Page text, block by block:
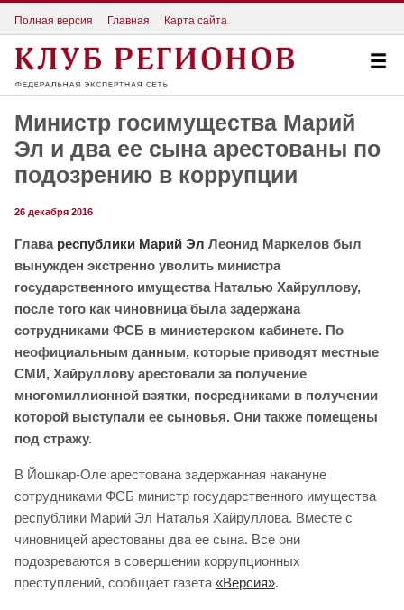
Полная версия Главная Карта сайта
Министр госимущества Марий
Эл и два ее сына арестованы по
подозрению в коррупции
26 декабря 2016
Глава республики Марий Эл Леонид Маркелов был
вынужден экстренно уволить министра
государственного имущества Наталью Хайруллову,
после того как чиновница была задержана
сотрудниками ФСБ в министерском кабинете. По
неофициальным данным, которые приводят местные
СМИ, Хайруллову арестовали за получение
многомиллионной взятки, посредниками в получении
которой выступали ее сыновья. Они также помещены
под стражу.
В Йошкар-Оле арестована задержанная накануне
сотрудниками ФСБ министр государственного имущества
республики Марий Эл Наталья Хайруллова. Вместе с
чиновницей арестованы два ее сына. Все они
подозреваются в совершении коррупционных
преступлений, сообщает газета «Версия».